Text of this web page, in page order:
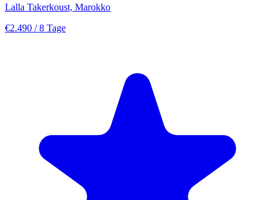
Lalla Takerkoust, Marokko
€2.490 / 8 Tage